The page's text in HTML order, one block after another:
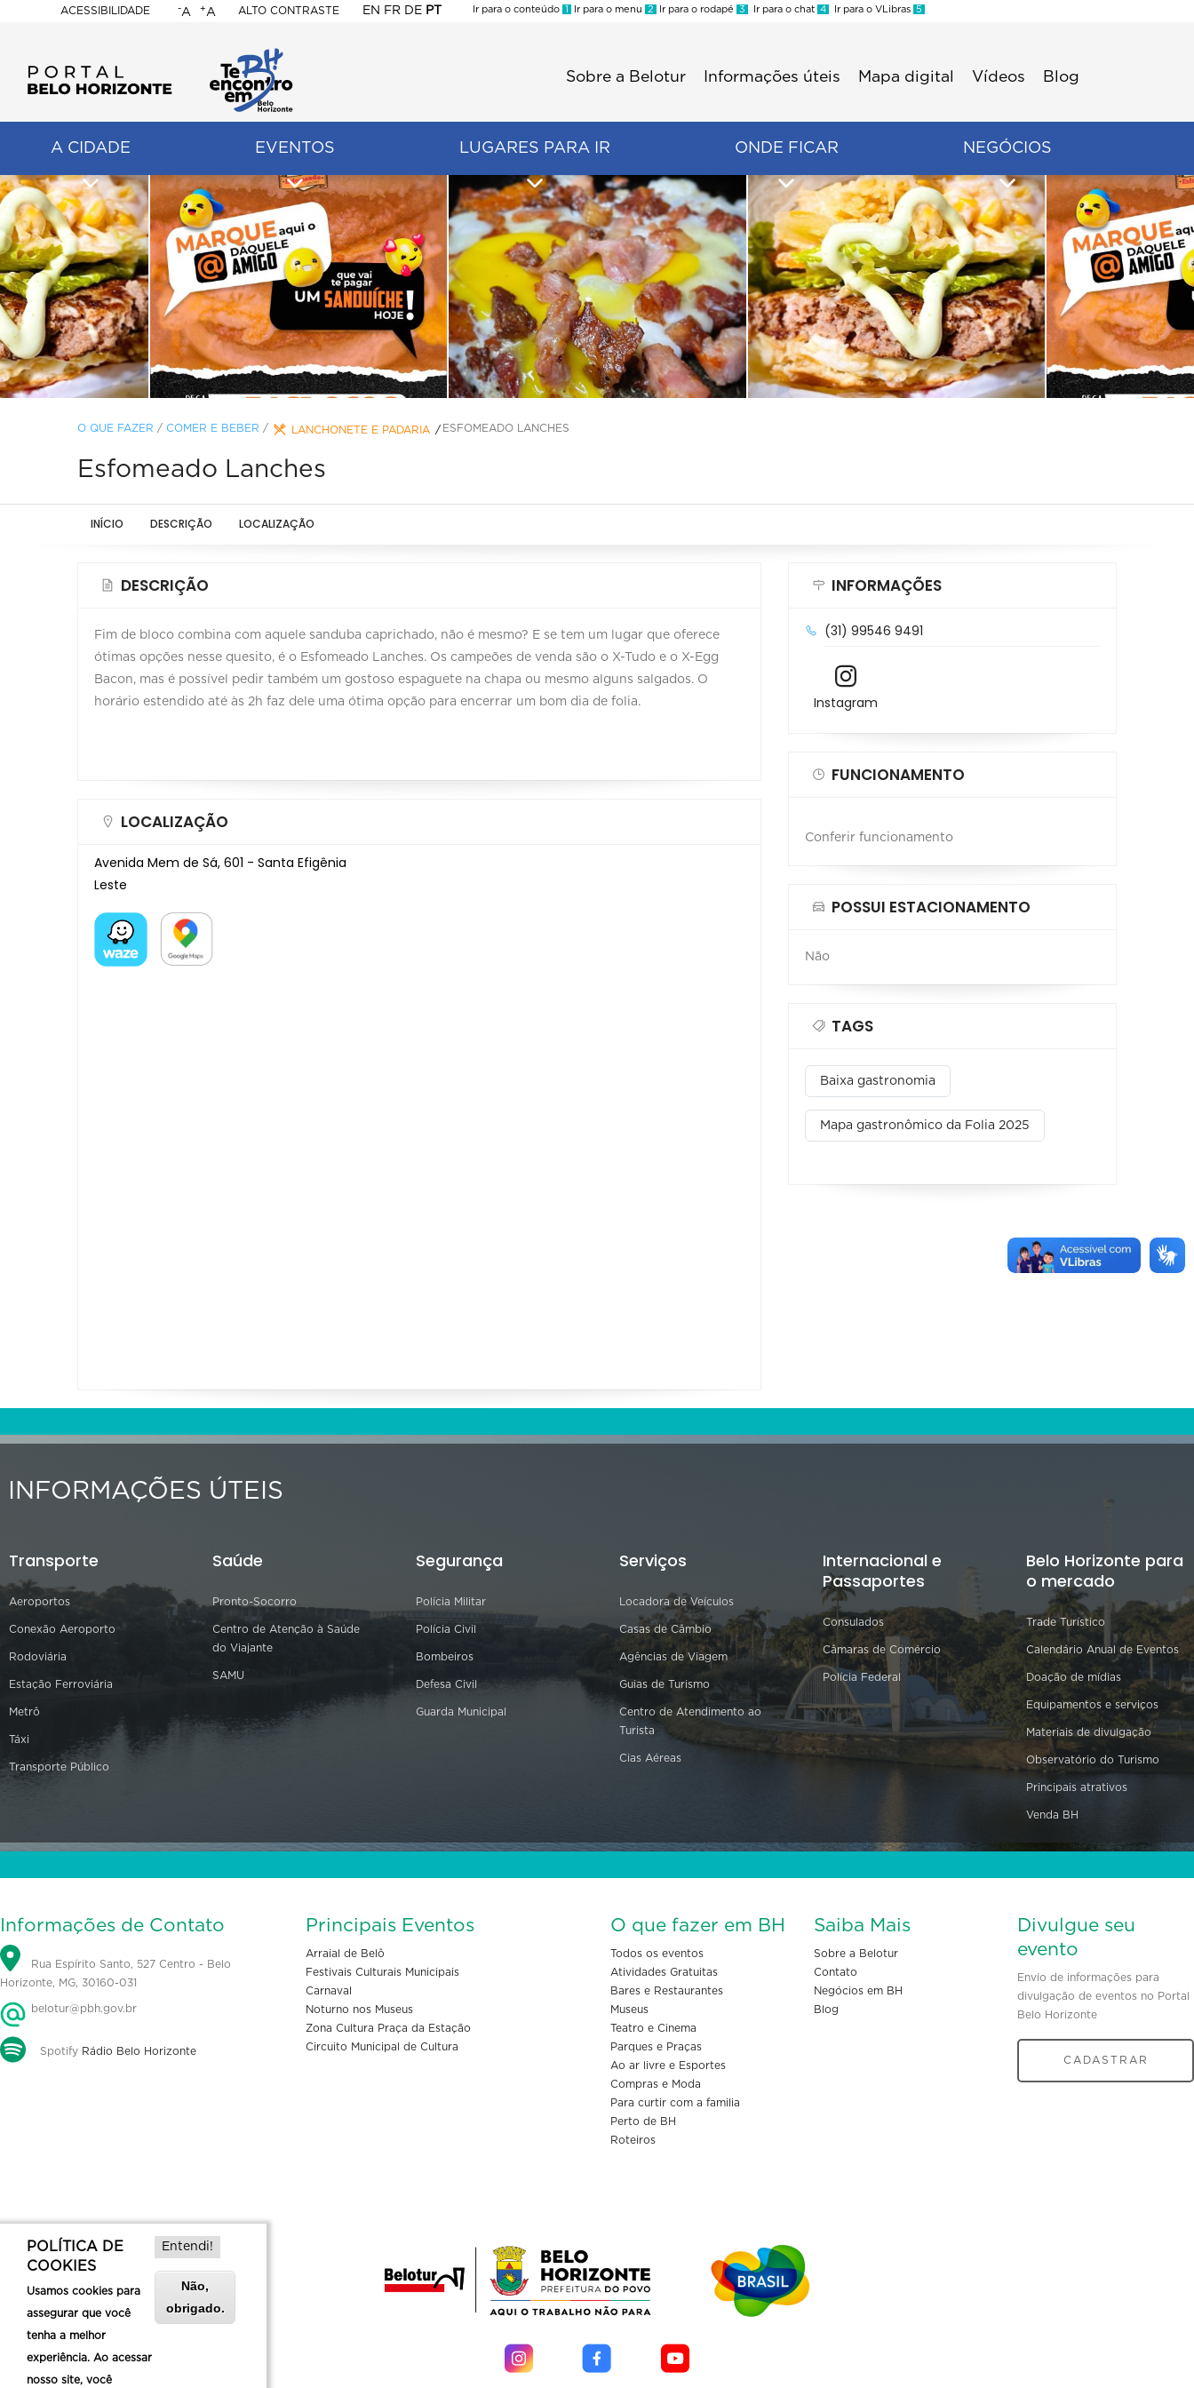
ACESSIBILIDADE
BELO
HORIZONTE
-A +A ALTO CONTRASTE EN FR DE PT
Ir para o conteúdo 1 Ir para o menu 2 Ir para o rodapé 3 Ir para o chat 4 Ir para o VLibras 5
Sobre a Belotur Informações úteis Mapa digital Vídeos Blog
A CIDADE EVENTOS LUGARES PARA IR ONDE FICAR NEGÓCIOS
O QUE FAZER / COMER E BEBER / LANCHONETE E PADARIA ESFOMEADO LANCHES
Esfomeado Lanches
INÍCIO DESCRIÇÃO LOCALIZAÇÃO
DESCRIÇÃO
Fim de bloco combina com aquele sanduba caprichado, não é mesmo? E se tem um lugar que oferece
ótimas opções nesse quesito, é o Esfomeado Lanches. Os campeões de venda são o X-Tudo e o X-Egg
Bacon, mas é possível pedir também um gostoso espaguete na chapa ou mesmo alguns salgados. O
horário estendido até às 2h faz dele uma ótima opção para encerrar um bom dia de folia.
LOCALIZAÇÃO
Avenida Mem de Sá, 601 - Santa Efigênia
Leste
INFORMAÇÕES
(31) 99546 9491
Instagram
FUNCIONAMENTO
Conferir funcionamento
POSSUI ESTACIONAMENTO
Não
TAGS
Baixa gastronomia
Mapa gastronômico da Folia 2025
INFORMAÇÕES ÚTEIS
Transporte
Aeroportos
Conexão Aeroporto
Rodoviária
Estação Ferroviária
Metrô
Táxi
Transporte Público
Saúde
Pronto-Socorro
Centro de Atenção à Saúde
do Viajante
SAMU
Segurança
Polícia Militar
Polícia Civil
Bombeiros
Defesa Civil
Guarda Municipal
Serviços
Locadora de Veículos
Casas de Câmbio
Agências de Viagem
Guias de Turismo
Centro de Atendimento ao
Turista
Cias Aéreas
Internacional e
Passaportes
Consulados
Câmaras de Comércio
Polícia Federal
Belo Horizonte para
o mercado
Trade Turístico
Calendário Anual de Eventos
Doação de mídias
Equipamentos e serviços
Materiais de divulgação
Observatório do Turismo
Principais atrativos
Venda BH
Informações de Contato
Rua Espírito Santo, 527 Centro - Belo
Horizonte, MG, 30160-031
belotur@pbh.gov.br
Spotify Rádio Belo Horizonte
Principais Eventos
Arraial de Belô
Festivais Culturais Municipais
Carnaval
Noturno nos Museus
Zona Cultura Praça da Estação
Circuito Municipal de Cultura
O que fazer em BH
Todos os eventos
Atividades Gratuitas
Bares e Restaurantes
Museus
Teatro e Cinema
Parques e Praças
Ao ar livre e Esportes
Compras e Moda
Para curtir com a familia
Perto de BH
Roteiros
Saiba Mais
Sobre a Belotur
Contato
Negócios em BH
Blog
Divulgue seu
evento
Envio de informações para
divulgação de eventos no Portal
Belo Horizonte
CADASTRAR
POLÍTICA DE
COOKIES
Usamos cookies para
assegurar que você
tenha a melhor
experiência. Ao acessar
nosso site, você
Entendi!
Não,
obrigado.